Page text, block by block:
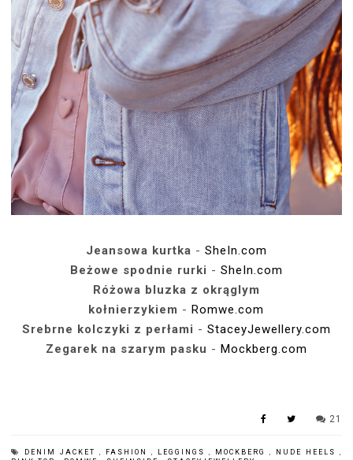
Jeansowa kurtka - SheIn.com
Beżowe spodnie rurki - SheIn.com
Różowa bluzka z okrąglym
kołnierzykiem -Romwe.com
Srebrne kolczyki z perłami - StaceyJewellery.com
Zegarek na szarym pasku - Mockberg.com
21
DENIM JACKET FASHION LEGGINGS MOCKBERG NUDE HEELS